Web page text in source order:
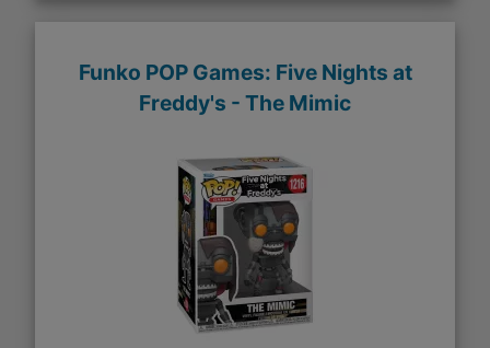
Funko POP Games: Five Nights at
Freddy's - The Mimic